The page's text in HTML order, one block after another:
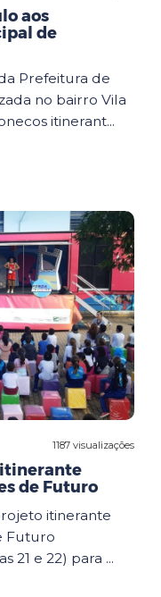
aos
de
Prefeitura de
no bairro Vila
itinerant...
1187 visualizações
itinerante
de Futuro
itinerante
Futuro
21 e 22) para ...